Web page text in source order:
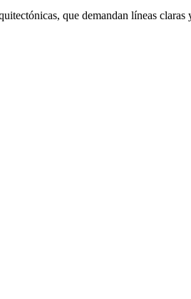
que demandan líneas